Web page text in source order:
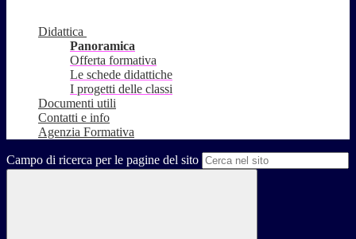
Didattica
Panoramica
Offerta formativa
Le schede didattiche
I progetti delle classi
Documenti utili
Contatti e info
Agenzia Formativa
Campo di ricerca per le pagine del sito